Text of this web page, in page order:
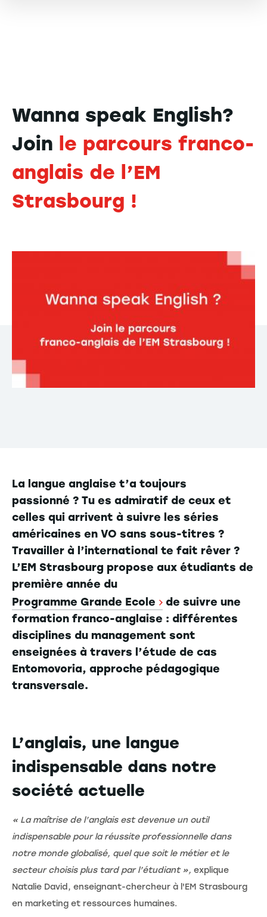
Wanna speak English?
Join le parcours franco-
anglais de l’EM
Strasbourg !
La langue anglaise t’a toujours
passionné ? Tu es admiratif de ceux et
celles qui arrivent à suivre les séries
américaines en VO sans sous-titres ?
Travailler à l’international te fait rêver ?
L’EM Strasbourg propose aux étudiants de
première année du
Programme Grande Ecole
de suivre une
formation franco-anglaise : différentes
disciplines du management sont
enseignées à travers l’étude de cas
Entomovoria, approche pédagogique
transversale.
L’anglais, une langue
indispensable dans notre
société actuelle
« La maîtrise de l’anglais est devenue un outil
indispensable pour la réussite professionnelle dans
notre monde globalisé, quel que soit le métier et le
secteur choisis plus tard par l’étudiant », explique
Natalie David, enseignant-chercheur à l'EM Strasbourg
en marketing et ressources humaines.